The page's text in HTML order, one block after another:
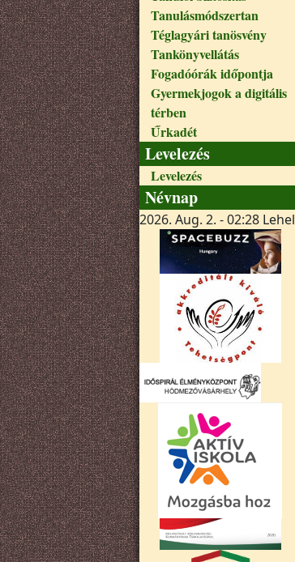
Tanulásmódszertan
Téglagyári tanösvény
Tankönyvellátás
Fogadóórák időpontja
Gyermekjogok a digitális
térben
Űrkadét
Levelezés
Levelezés
Névnap
2026. Aug. 2. - 02:28 Lehel